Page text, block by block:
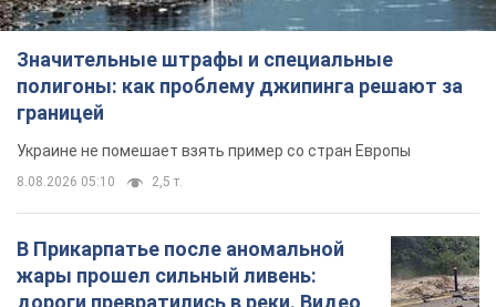
дороги превратились в реки. Видео
Непогода обрушилась на Ивано-Франковскую
область и курортный Буковель
36,2 т.
Женщине начислили 729 тыс. грн
долга за газ из-за показаний
неисправного счетчика: судья
вынес неожиданное решение
Нужно ли платить долг из-за доначисления
8.08.2026 14:43 31,7 т.